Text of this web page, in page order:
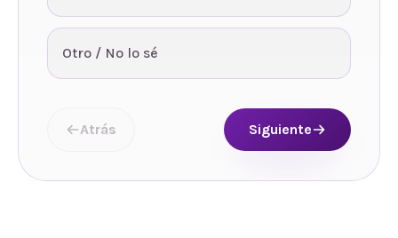
Otro / No lo sé
Atrás Siguiente